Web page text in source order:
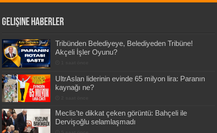
Gelişine Haberler
Tribünden Belediyeye, Belediyeden Tribüne!
Akçeli İşler Oyunu?
UltrAslan liderinin evinde 65 milyon lira: Paranın
kaynağı ne?
Meclis’te dikkat çeken görüntü: Bahçeli ile
Dervişoğlu selamlaşmadı